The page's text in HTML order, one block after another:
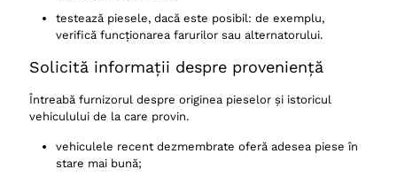
testează piesele, dacă este posibil: de exemplu,
verifică funcționarea farurilor sau alternatorului.
Solicită informații despre proveniență
Întreabă furnizorul despre originea pieselor și istoricul
vehiculului de la care provin.
vehiculele recent dezmembrate oferă adesea piese în
stare mai bună;